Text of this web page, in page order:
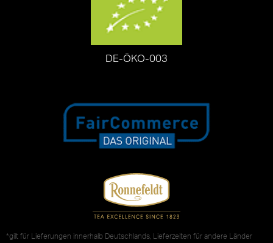
DE-ÖKO-003
*gilt für Lieferungen innerhalb Deutschlands, Lieferzeiten für andere Länder